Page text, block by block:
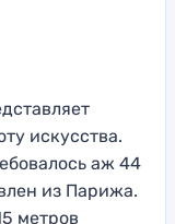
искусства.
аж 44
из Парижа.
метров